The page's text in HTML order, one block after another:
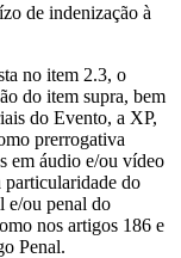
de indenização à
no item 2.3, o
do item supra, bem
do Evento, a XP,
prerrogativa
em áudio e/ou vídeo
particularidade do
e/ou penal do
nos artigos 186 e
Penal.